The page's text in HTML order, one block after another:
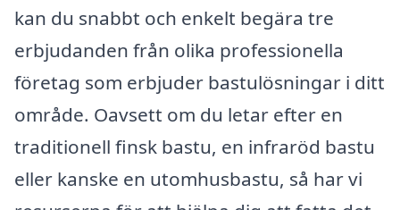
kan du snabbt och enkelt begära tre
erbjudanden från olika professionella
företag som erbjuder bastulösningar i ditt
område. Oavsett om du letar efter en
traditionell finsk bastu, en infraröd bastu
eller kanske en utomhusbastu, så har vi